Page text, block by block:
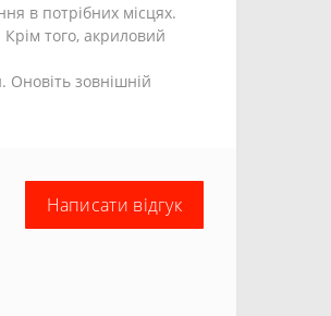
в потрібних місцях.
того, акриловий
зовнішній
Написати відгук